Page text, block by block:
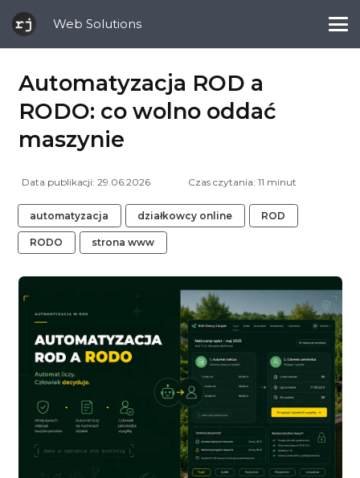
Web Solutions
Automatyzacja ROD a
RODO: co wolno oddać
maszynie
Data publikacji:29.06.2026 Czas czytania: 11 minut
automatyzacja działkowcy online ROD
RODO strona www